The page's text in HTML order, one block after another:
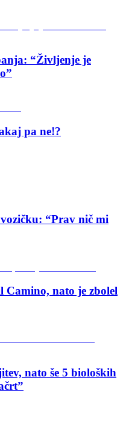
“Življenje je
pa ne!?
“Prav nič mi
nato je zbolel
nato še 5 bioloških